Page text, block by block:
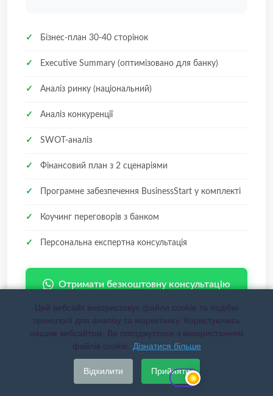
✓ Бізнес-план 30-40 сторінок
✓ Executive Summary (оптимізовано для банку)
✓ Аналіз ринку (національний)
✓ Аналіз конкуренції
✓ SWOT-аналіз
✓ Фінансовий план з 2 сценаріями
✓ Програмне забезпечення BusinessStart у комплекті
✓ Коучинг переговорів з банком
✓ Персональна експертна консультація
Отримати безкоштовну консультацію
Придатний для банку або повернення коштів
14 днів після отримання документів
Цей вебсайт використовує файли cookie та подібні
технології для аналізу та маркетингу. Користуючись
нашим вебсайтом, Ви погоджуєтеся з використанням
файлів cookie.
Дізнатися більше
Відхилити Прийняти